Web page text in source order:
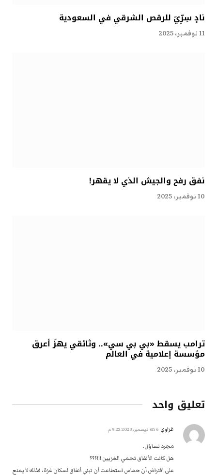
نادٍ سِرِّيّ للرقص الشرقي في السعودية
11 نوفمبر، 2025
نفق رفح والجيش الذي لا يقهر!
10 نوفمبر، 2025
ترامب يسقط «بي بي سي».. وثائقي يهزّ أعرق
مؤسسة إعلامية في العالم
10 نوفمبر، 2025
تعليق واحد
غزاوي 6 ديسمبر، 2023 9:22 م
مجرد تساؤل.
هل كانت الأنفاق تحمي الغزيين !!!؟؟؟
على افتراض أن حماس استطاعت أن تبني أنفاق لسكان غزة، فذلك لا يمنع